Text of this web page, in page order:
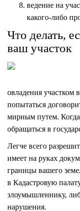
ведение на
какого-либо
Что делать,
ваш участок
овладения участком
попытаться
мирным путем. Когда
обращаться в
Легче всего
имеет на руках
границы вашего
в Кадастровую
злоумышленнику,
нарушения.